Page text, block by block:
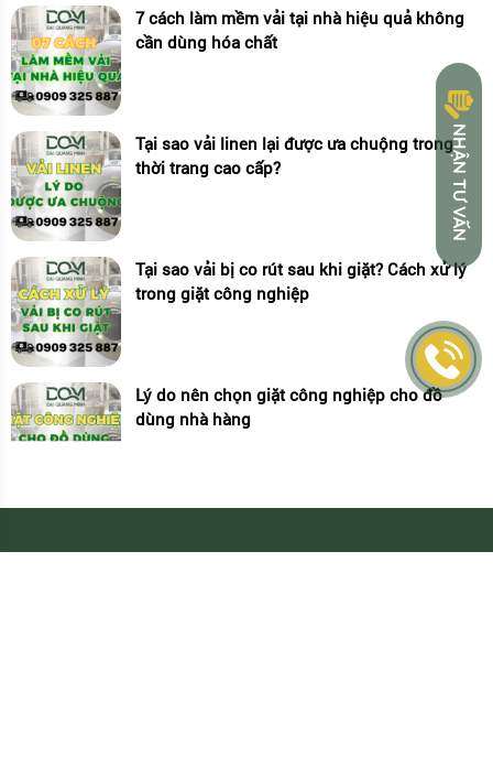
7 cách làm mềm vải tại nhà hiệu quả không
cần dùng hóa chất
Tại sao vải linen lại được ưa chuộng trong
thời trang cao cấp?
Tại sao vải bị co rút sau khi giặt? Cách xử lý
trong giặt công nghiệp
Lý do nên chọn giặt công nghiệp cho đồ
dùng nhà hàng
N
H
Ậ
N
T
Ư
V
Ấ
N